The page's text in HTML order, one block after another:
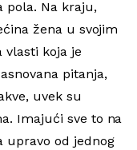
pola. Na kraju,
žena u svojim
vlasti koja je
pitanja,
uvek su
Imajući sve to na
od jednog